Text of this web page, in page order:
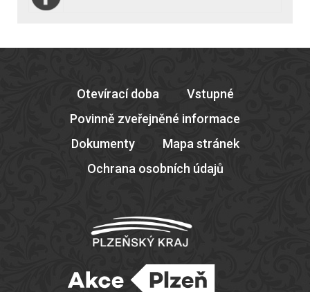
Otevírací doba
Vstupné
Povinně zveřejněné informace
Dokumenty
Mapa stránek
Ochrana osobních údajů